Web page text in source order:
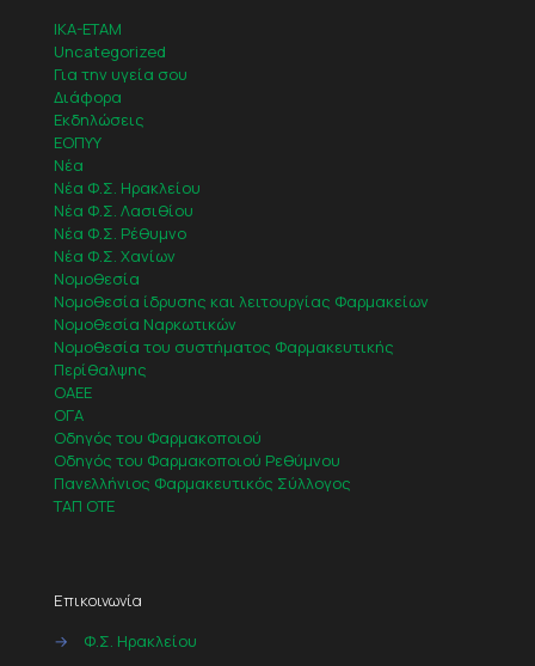
IKA-ETAM
Uncategorized
Για την υγεία σου
Διάφορα
Εκδηλώσεις
ΕΟΠΥΥ
Νέα
Νέα Φ.Σ. Ηρακλείου
Νέα Φ.Σ. Λασιθίου
Νέα Φ.Σ. Ρέθυμνο
Νέα Φ.Σ. Χανίων
Νομοθεσία
Νομοθεσία ίδρυσης και λειτουργίας Φαρμακείων
Νομοθεσία Ναρκωτικών
Νομοθεσία του συστήματος Φαρμακευτικής
Περίθαλψης
ΟΑΕΕ
ΟΓΑ
Οδηγός του Φαρμακοποιού
Οδηγός του Φαρμακοποιού Ρεθύμνου
Πανελλήνιος Φαρμακευτικός Σύλλογος
ΤΑΠ ΟΤΕ
Επικοινωνία
→
Φ.Σ. Ηρακλείου